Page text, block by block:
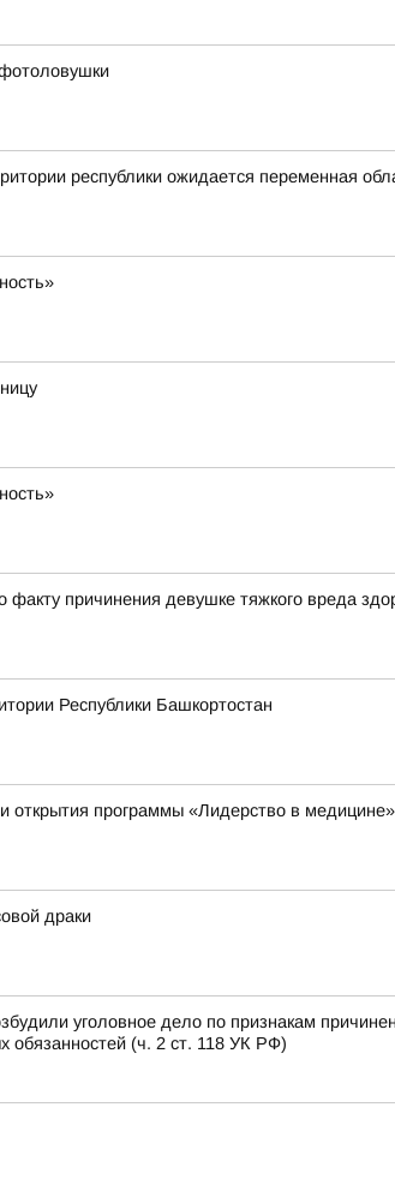
республики ожидается переменная
причинения девушке тяжкого вреда
Республики Башкортостан
открытия программы «Лидерство в медицине»
драки
уголовное дело по признакам
обязанностей (ч. 2 ст. 118 УК РФ)